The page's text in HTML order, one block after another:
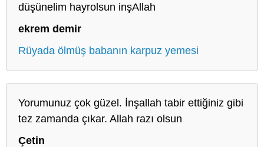
düşünelim hayrolsun inşAllah
ekrem demir
Rüyada ölmüş babanın karpuz yemesi
Yorumunuz çok güzel. İnşallah tabir ettiğiniz gibi
tez zamanda çıkar. Allah razı olsun
Çetin